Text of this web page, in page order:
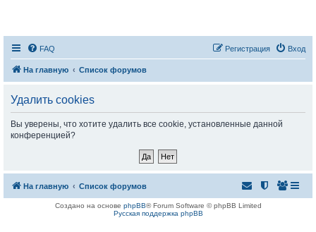
FAQ Вход
Регистрация
На главную Список форумов
Удалить cookies
Вы уверены, что хотите удалить все cookie, установленные данной
конференцией?
На главную Список форумов
Создано на основе phpBB® Forum Software © phpBB Limited
Русская поддержка phpBB